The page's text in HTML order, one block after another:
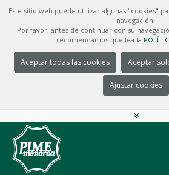
Este sitio web puede utilizar algunas "cookies"
navegación.
Por favor, antes de continuar con su
recomendamos que lea la
Aceptar todas las cookies Aceptar
Ajustar cookies